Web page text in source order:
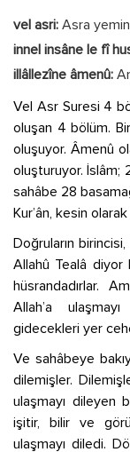
vel asri: Asra
innel insâne le fî
illâllezîne âmenû:
Vel Asr Suresi 4
oluşan 4 bölüm.
oluşuyor. Âmenû
oluşturuyor. İslâm;
sahâbe 28
Kur’ân, kesin
Doğruların
Allahû Tealâ diyor
hüsrandadırlar.
Allah’a
gidecekleri yer
Ve sahâbeye
dilemişler.
ulaşmayı dileyen
işitir, bilir ve
ulaşmayı diledi.